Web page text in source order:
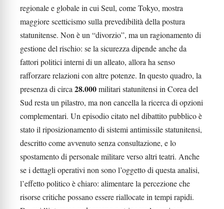
regionale e globale in cui Seul, come Tokyo, mostra
maggiore scetticismo sulla prevedibilità della postura
statunitense. Non è un “divorzio”, ma un ragionamento di
gestione del rischio: se la sicurezza dipende anche da
fattori politici interni di un alleato, allora ha senso
rafforzare relazioni con altre potenze. In questo quadro, la
presenza di circa 28.000militari statunitensi in Corea del
Sud resta un pilastro, ma non cancella la ricerca di opzioni
complementari. Un episodio citato nel dibattito pubblico è
stato il riposizionamento di sistemi antimissile statunitensi,
descritto come avvenuto senza consultazione, e lo
spostamento di personale militare verso altri teatri. Anche
se i dettagli operativi non sono l’oggetto di questa analisi,
l’effetto politico è chiaro: alimentare la percezione che
risorse critiche possano essere riallocate in tempi rapidi.